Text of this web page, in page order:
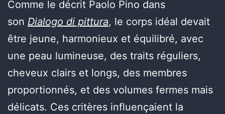
Comme le décrit Paolo Pino dans
son Dialogo di pittura, le corps idéal devait
être jeune, harmonieux et équilibré, avec
une peau lumineuse, des traits réguliers,
cheveux clairs et longs, des membres
proportionnés, et des volumes fermes mais
délicats. Ces critères influençaient la